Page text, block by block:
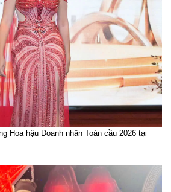
Hoa hậu Doanh nhân Toàn cầu 2026 tại